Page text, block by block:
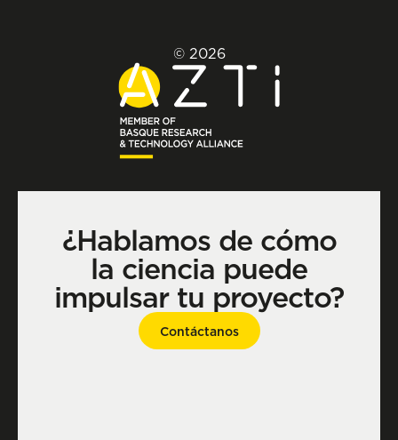
© 2026
¿Hablamos de cómo
la ciencia puede
impulsar tu proyecto?
Contáctanos